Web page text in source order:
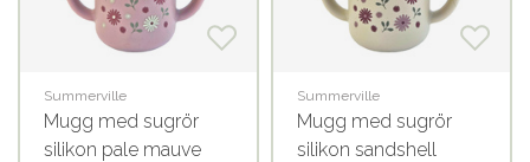
Summerville
Mugg med sugrör
silikon pale mauve
Summerville
Mugg med sugrör
silikon sandshell